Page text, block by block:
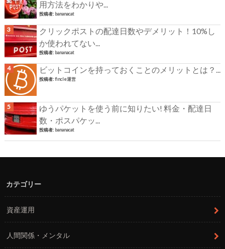
用方法をわかりや...
投稿者: bananacat
クリックポストの配達日数やデメリット！10%し
か使われてない...
投稿者: bananacat
ビットコインを持っておくことのメリットとは？...
投稿者:fincle運営
ゆうパケットを使う前に知りたい! 料金・配達日
数・ポスパケッ...
投稿者: bananacat
カテゴリー
資産運用
人間関係・メンタル